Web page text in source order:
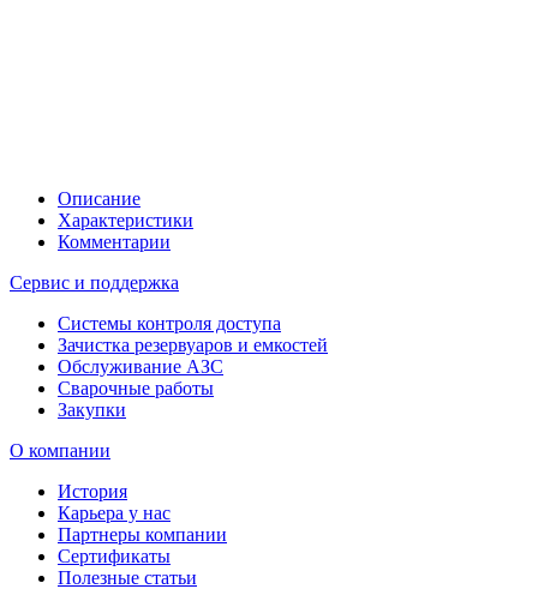
Описание
Характеристики
Комментарии
Сервис и поддержка
Системы контроля доступа
Зачистка резервуаров и емкостей
Обслуживание АЗС
Сварочные работы
Закупки
О компании
История
Карьера у нас
Партнеры компании
Сертификаты
Полезные статьи